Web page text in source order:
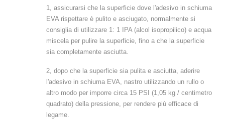
1, assicurarsi che la superficie dove l'adesivo in schiuma
EVA rispettare è pulito e asciugato, normalmente si
consiglia di utilizzare 1: 1 IPA (alcol isopropilico) e acqua
miscela per pulire la superficie, fino a che la superficie
sia completamente asciutta.
2, dopo che la superficie sia pulita e asciutta, aderire
l'adesivo in schiuma EVA, nastro utilizzando un rullo o
altro modo per imporre circa 15 PSI (1,05 kg / centimetro
quadrato) della pressione, per rendere più efficace di
legame.